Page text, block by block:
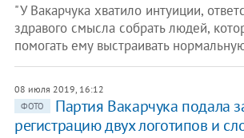
"У Вакарчука хватило интуиции,
здравого смысла собрать людей,
помогать ему выстраивать
08 июля 2019, 16:12
ФОТО
Партия Вакарчука подала
регистрацию двух логотипов и